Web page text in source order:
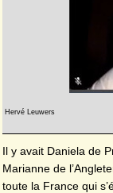
Hervé Leuwers
Il y avait Daniela de
Marianne de
toute la France qui